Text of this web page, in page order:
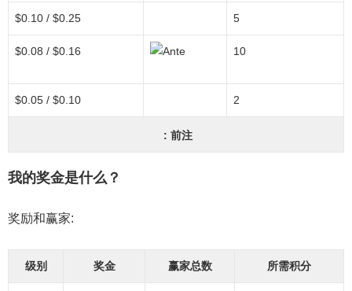
$0.10 / $0.25 5
$0.08 / $0.16 10
$0.05 / $0.10 2
: 前注
我的奖金是什么？
奖励和赢家:
级别 奖金 赢家总数 所需积分